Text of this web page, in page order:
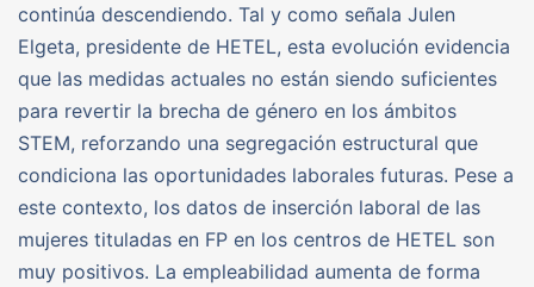
continúa descendiendo. Tal y como señala Julen
Elgeta, presidente de HETEL, esta evolución evidencia
que las medidas actuales no están siendo suficientes
para revertir la brecha de género en los ámbitos
STEM, reforzando una segregación estructural que
condiciona las oportunidades laborales futuras. Pese a
este contexto, los datos de inserción laboral de las
mujeres tituladas en FP en los centros de HETEL son
muy positivos. La empleabilidad aumenta de forma